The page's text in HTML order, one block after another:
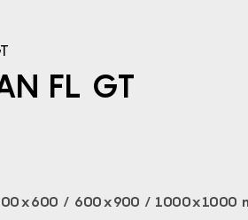
FL GT
/ 600x900 / 1000x1000